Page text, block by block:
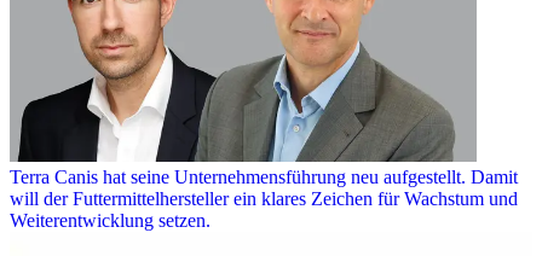
Terra Canis hat seine Unternehmensführung neu aufgestellt. Damit
will der Futtermittelhersteller ein klares Zeichen für Wachstum und
Weiterentwicklung setzen.